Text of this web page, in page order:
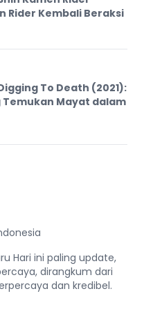
Rider Kembali Beraksi
To Death (2021):
Temukan Mayat dalam
Hari ini paling update,
dirangkum dari
dan kredibel.